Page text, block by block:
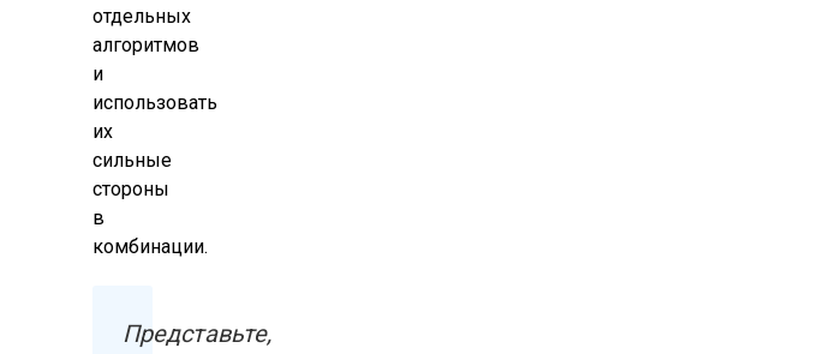
отдельных
алгоритмов
и
использовать
их
сильные
стороны
в
комбинации.
Представьте,